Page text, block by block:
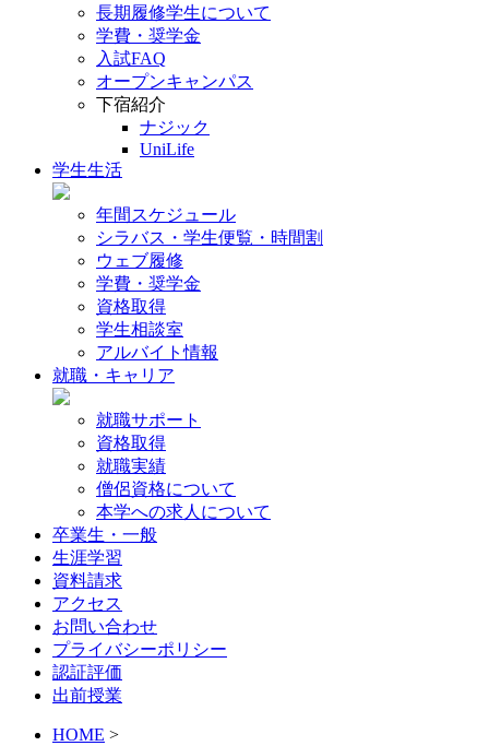
長期履修学生について
学費・奨学金
入試FAQ
オープンキャンパス
下宿紹介
ナジック
UniLife
学生生活
年間スケジュール
シラバス・学生便覧・時間割
ウェブ履修
学費・奨学金
資格取得
学生相談室
アルバイト情報
就職・キャリア
就職サポート
資格取得
就職実績
僧侶資格について
本学への求人について
卒業生・一般
生涯学習
資料請求
アクセス
お問い合わせ
プライバシーポリシー
認証評価
出前授業
HOME >